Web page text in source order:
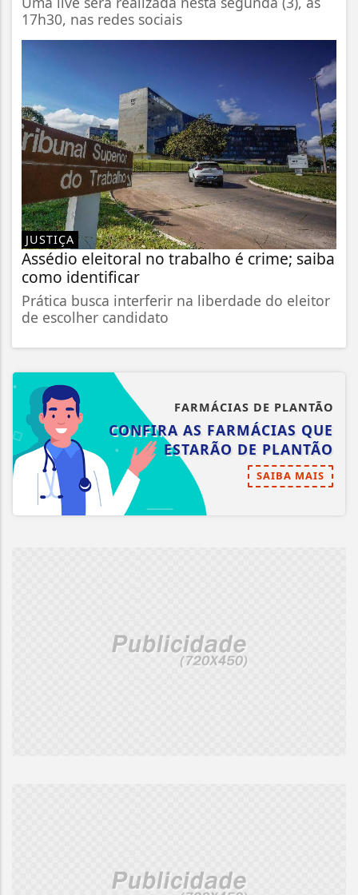
17h30, nas redes sociais
JUSTIÇA
Assédio eleitoral no trabalho é crime; saiba
como identificar
Prática busca interferir na liberdade do eleitor
de escolher candidato
FARMÁCIAS DE PLANTÃO
CONFIRA AS FARMÁCIAS QUE
ESTARÃO DE PLANTÃO
SAIBA MAIS